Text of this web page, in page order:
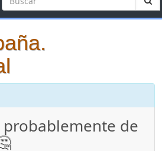
probablemente de